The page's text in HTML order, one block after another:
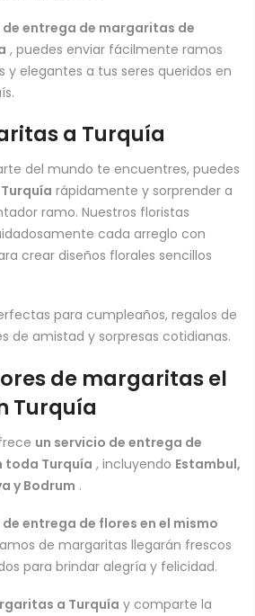
de entrega de margaritas de
, puedes enviar fácilmente ramos
y elegantes a tus seres queridos en
a Turquía
del mundo te encuentres, puedes
rápidamente y sorprender a
ramo. Nuestros floristas
cada arreglo con
crear diseños florales sencillos
para cumpleaños, regalos de
de amistad y sorpresas cotidianas.
de margaritas el
Turquía
un servicio de entrega de
toda Turquía , incluyendo Estambul,
y Bodrum .
entrega de flores en el mismo
de margaritas llegarán frescos
para brindar alegría y felicidad.
a Turquía y comparte la